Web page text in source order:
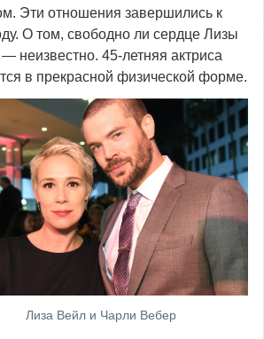
Эти отношения завершились к
О том, свободно ли сердце Лизы
неизвестно. 45-летняя актриса
в прекрасной физической форме.
Лиза Вейл и Чарли Вебер